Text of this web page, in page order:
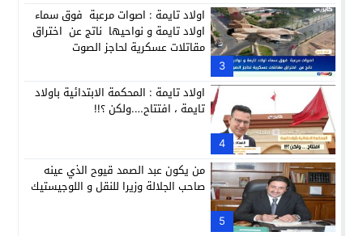
3
اولاد تايمة : اصوات مرعبة فوق سماء
اولاد تايمة و نواحيها ناتج عن اختراق
مقاتلات عسكرية لحاجز الصوت
4
اولاد تايمة : المحكمة الابتدائية باولاد
تايمة ، افتتاح….ولكن ؟!!
5
من يكون عبد الصمد قيوح الذي عينه
صاحب الجلالة وزيرا للنقل و اللوجيستيك